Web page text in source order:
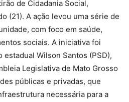
de Cidadania Social,
(21). A ação levou uma série de
com foco em saúde,
sociais. A iniciativa foi
Wilson Santos (PSD),
Legislativa de Mato Grosso
públicas e privadas, que
necessária para a